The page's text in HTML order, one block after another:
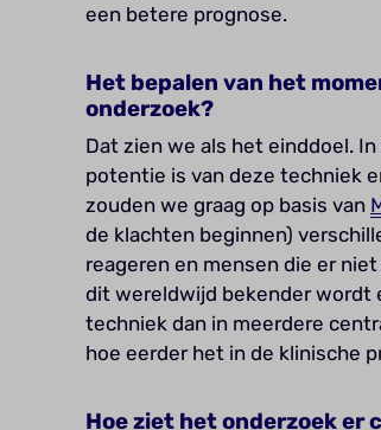
een betere prognose.
Het bepalen van het
onderzoek?
Dat zien we als het einddoel.
potentie is van deze techniek
zouden we graag op basis van
de klachten beginnen)
reageren en mensen die er
dit wereldwijd bekender wordt
techniek dan in meerdere
hoe eerder het in de klinische
Hoe ziet het onderzoek er